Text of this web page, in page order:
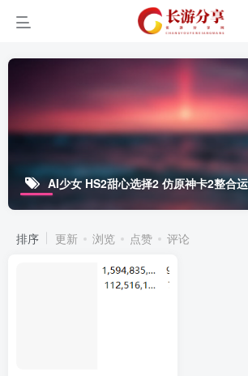
AI少女 HS2甜心选择2 仿原神卡2整合
排序 更新 浏览 点赞 评论